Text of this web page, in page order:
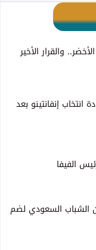
والقرار الأخير
انتخاب إنفانتينو بعد
الفيفا
الشباب السعودي لضم